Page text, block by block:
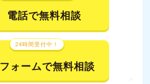
電話で無料相談
24時間受付中！
フォームで無料相談